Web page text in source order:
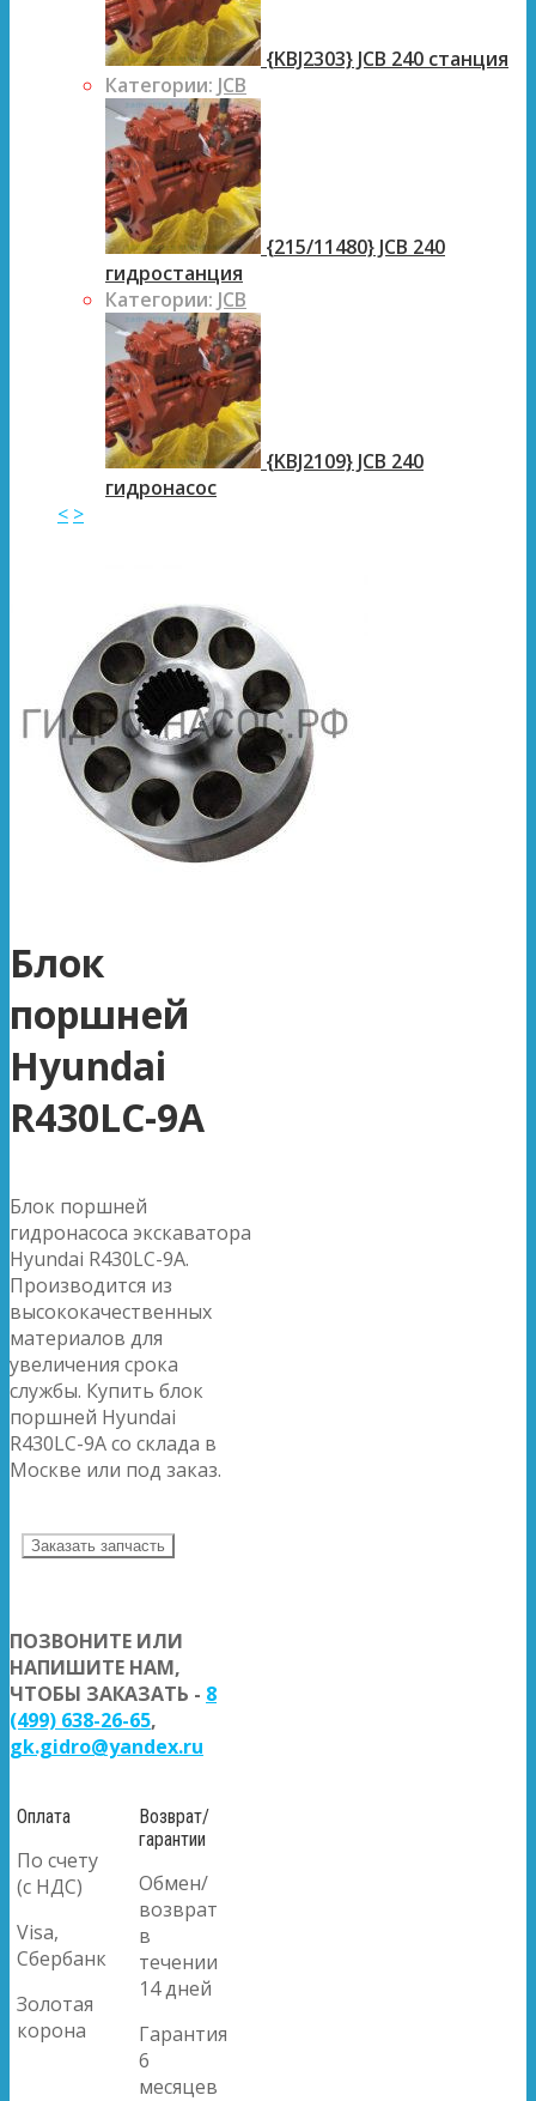
{KBJ2303} JCB 240 станция
Категории: JCB
{215/11480} JCB 240
гидростанция
Категории: JCB
{KBJ2109} JCB 240
гидронасос
< >
Блок
поршней
Hyundai
R430LC-9A
Блок поршней
гидронасоса экскаватора
Hyundai R430LC-9A.
Производится из
высококачественных
материалов для
увеличения срока
службы. Купить блок
поршней Hyundai
R430LC-9A со склада в
Москве или под заказ.
Заказать запчасть
ПОЗВОНИТЕ ИЛИ
НАПИШИТЕ НАМ,
ЧТОБЫ ЗАКАЗАТЬ - 8
(499) 638-26-65,
gk.gidro@yandex.ru
Оплата
По счету
(с НДС)
Visa,
Сбербанк
Золотая
корона
Возврат/
гарантии
Обмен/
возврат
в
течении
14 дней
Гарантия
6
месяцев